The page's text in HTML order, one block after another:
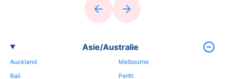
Asie/Australie
Auckland
Bali
Melbourne
Perth